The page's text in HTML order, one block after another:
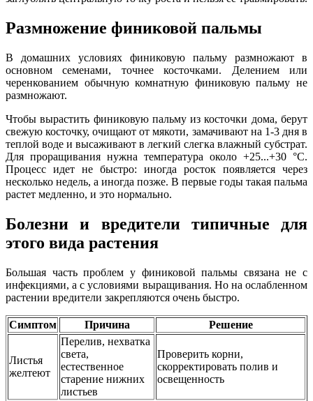
Размножение финиковой пальмы
В домашних условиях финиковую пальму размножают в
основном семенами, точнее косточками. Делением или
черенкованием обычную комнатную финиковую пальму не
размножают.
Чтобы вырастить финиковую пальму из косточки дома, берут
свежую косточку, очищают от мякоти, замачивают на 1-3 дня в
теплой воде и высаживают в легкий слегка влажный субстрат.
Для проращивания нужна температура около +25...+30 °C.
Процесс идет не быстро: иногда росток появляется через
несколько недель, а иногда позже. В первые годы такая пальма
растет медленно, и это нормально.
Болезни и вредители типичные для
этого вида растения
Большая часть проблем у финиковой пальмы связана не с
инфекциями, а с условиями выращивания. Но на ослабленном
растении вредители закрепляются очень быстро.
Симптом Причина Решение
Листья
желтеют
Перелив, нехватка
света,
естественное
старение нижних
листьев
Проверить корни,
скорректировать полив и
освещенность